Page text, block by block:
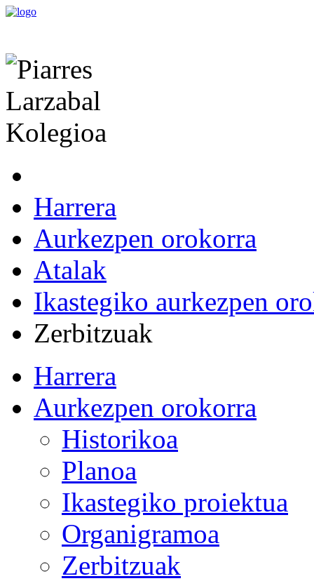
Harrera
Aurkezpen orokorra
Atalak
Ikastegiko aurkezpen
Zerbitzuak
Harrera
Aurkezpen orokorra
Historikoa
Planoa
Ikastegiko proiektua
Organigramoa
Zerbitzuak